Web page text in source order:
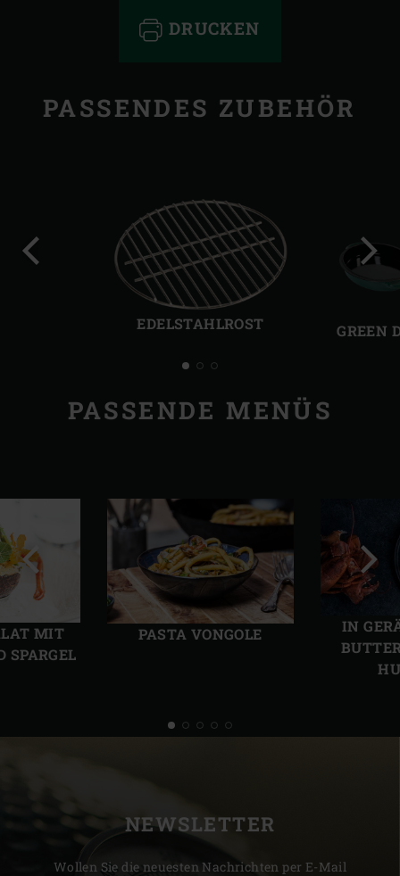
DRUCKEN
PASSENDES ZUBEHÖR
EDELSTAHLROST GREEN
PASSENDE MENÜS
MIT
SPARGEL
PASTA VONGOLE
IN
Vorherige
Folie
NEWSLETTER
Wollen Sie die neuesten Nachrichten per E-Mail